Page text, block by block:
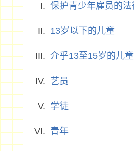
保护青少年雇员的法
13岁以下的儿童
介乎13至15岁的儿童
艺员
学徒
青年